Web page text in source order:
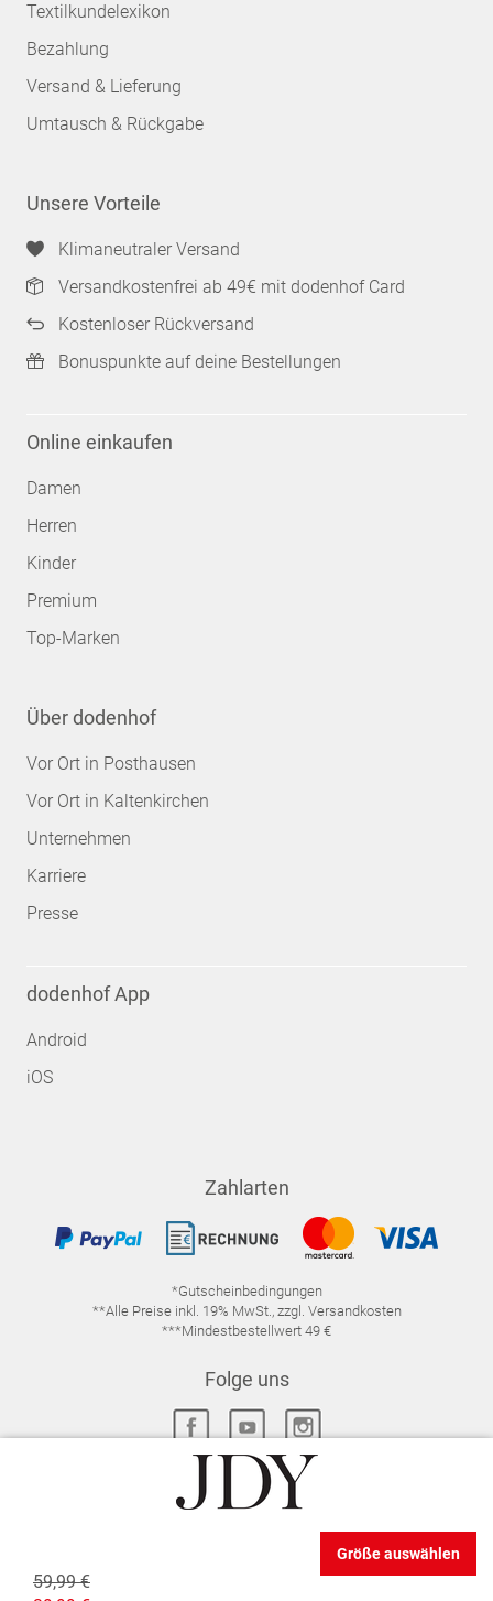
59,99 €
Größe auswählen
Textilkundelexikon
Bezahlung
Versand & Lieferung
Umtausch & Rückgabe
Unsere Vorteile
Klimaneutraler Versand
Versandkostenfrei ab 49€ mit dodenhof Card
Kostenloser Rückversand
Bonuspunkte auf deine Bestellungen
Online einkaufen
Damen
Herren
Kinder
Premium
Top-Marken
Über dodenhof
Vor Ort in Posthausen
Vor Ort in Kaltenkirchen
Unternehmen
Karriere
Presse
dodenhof App
Android
iOS
Zahlarten
*Gutscheinbedingungen
**Alle Preise inkl. 19% MwSt., zzgl. Versandkosten
***Mindestbestellwert 49 €
Folge uns
DATENSCHUTZ-EINSTELLUNGEN
WIDERRUFSRECHT